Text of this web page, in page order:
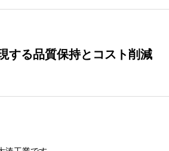
する品質保持とコスト削減